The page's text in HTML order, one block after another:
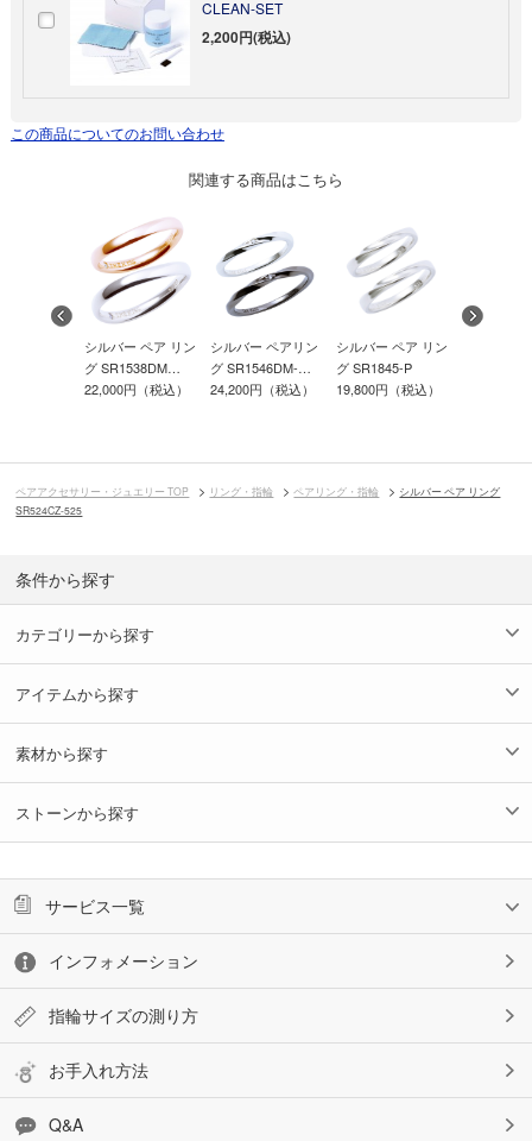
CLEAN-SET
2,200円(税込)
この商品についてのお問い合わせ
関連する商品はこちら
シルバー ペア リン
グ SR1538DM…
22,000円（税込）
シルバー ペアリン
グ SR1546DM-…
24,200円（税込）
シルバー ペア リン
グ SR1845-P
19,800円（税込）
ペアアクセサリー・ジュエリー TOP リング・指輪 ペアリング・指輪
シルバー ペア リング
SR524CZ-525
条件から探す
カテゴリーから探す
アイテムから探す
素材から探す
ストーンから探す
サービス一覧
インフォメーション
指輪サイズの測り方
お手入れ方法
Q&A